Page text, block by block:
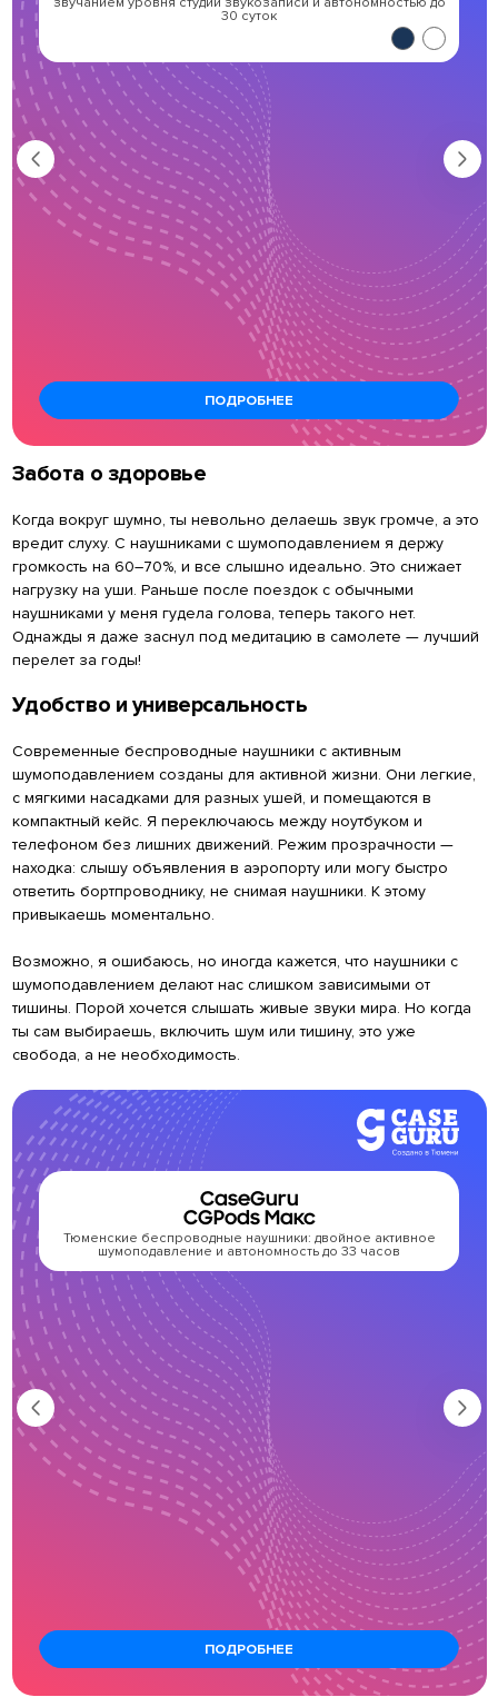
30 суток
ПОДРОБНЕЕ
Забота о здоровье
Когда вокруг шумно, ты невольно делаешь звук громче, а это
вредит слуху. С наушниками с шумоподавлением я держу
громкость на 60–70%, и все слышно идеально. Это снижает
нагрузку на уши. Раньше после поездок с обычными
наушниками у меня гудела голова, теперь такого нет.
Однажды я даже заснул под медитацию в самолете — лучший
перелет за годы!
Удобство и универсальность
Современные беспроводные наушники с активным
шумоподавлением созданы для активной жизни. Они легкие,
с мягкими насадками для разных ушей, и помещаются в
компактный кейс. Я переключаюсь между ноутбуком и
телефоном без лишних движений. Режим прозрачности —
находка: слышу объявления в аэропорту или могу быстро
ответить бортпроводнику, не снимая наушники. К этому
привыкаешь моментально.
Возможно, я ошибаюсь, но иногда кажется, что наушники с
шумоподавлением делают нас слишком зависимыми от
тишины. Порой хочется слышать живые звуки мира. Но когда
ты сам выбираешь, включить шум или тишину, это уже
свобода, а не необходимость.
CaseGuru
CGPods Макс
Тюменские беспроводные наушники: двойное активное
шумоподавление и автономность до 33 часов
ПОДРОБНЕЕ